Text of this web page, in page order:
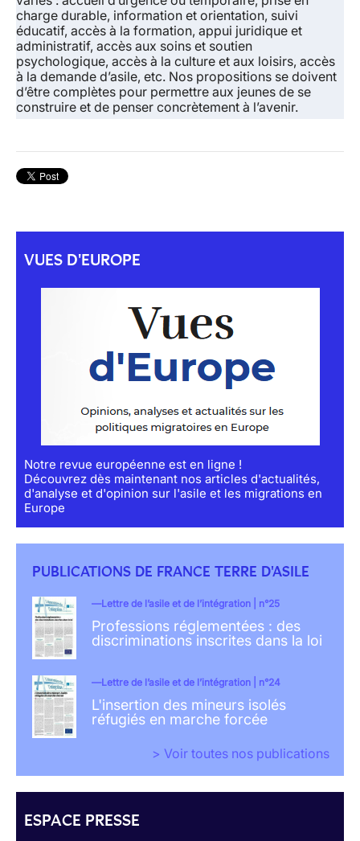
charge durable, information et orientation, suivi
éducatif, accès à la formation, appui juridique et
administratif, accès aux soins et soutien
psychologique, accès à la culture et aux loisirs, accès
à la demande d’asile, etc. Nos propositions se doivent
d’être complètes pour permettre aux jeunes de se
construire et de penser concrètement à l’avenir.
VUES D'EUROPE
Notre revue européenne est en ligne !
Découvrez dès maintenant nos articles d'actualités,
d'analyse et d'opinion sur l'asile et les migrations en
Europe
PUBLICATIONS DE FRANCE TERRE D'ASILE
Lettre de l’asile et de l’intégration | n°25
Professions réglementées : des
discriminations inscrites dans la loi
Lettre de l’asile et de l’intégration | n°24
L'insertion des mineurs isolés
réfugiés en marche forcée
> Voir toutes nos publications
ESPACE PRESSE